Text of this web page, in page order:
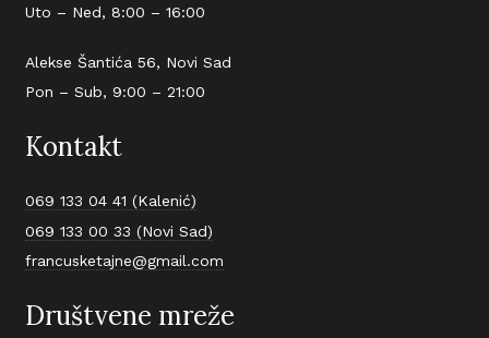
Uto – Ned, 8:00 – 16:00
Alekse Šantića 56, Novi Sad
Pon – Sub, 9:00 – 21:00
Kontakt
069 133 04 41 (Kalenić)
069 133 00 33 (Novi Sad)
francusketajne@gmail.com
Društvene mreže